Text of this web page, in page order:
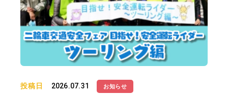
投稿日 2026.07.31 お知らせ